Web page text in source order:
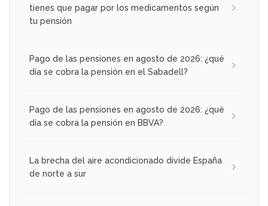
tienes que pagar por los medicamentos según
tu pensión
Pago de las pensiones en agosto de 2026: ¿qué
día se cobra la pensión en el Sabadell?
Pago de las pensiones en agosto de 2026: ¿qué
día se cobra la pensión en BBVA?
La brecha del aire acondicionado divide España
de norte a sur